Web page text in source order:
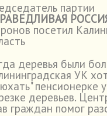
партии
посетил
деревья были
УК
пенсионерке
деревьев.
граждан помог